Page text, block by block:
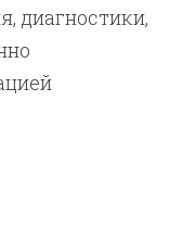
диагностики,